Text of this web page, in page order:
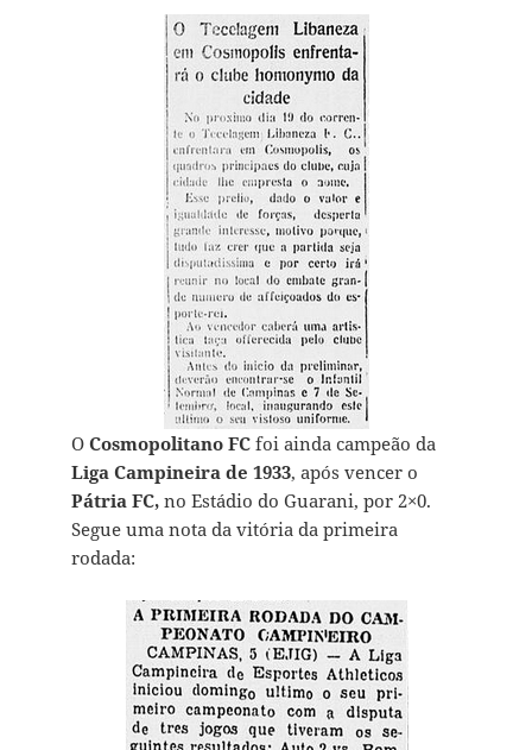
O Cosmopolitano FCfoi ainda campeão da
Liga Campineira de 1933, após vencer o
Pátria FC,no Estádio do Guarani, por 2×0.
Segue uma nota da vitória da primeira
rodada: